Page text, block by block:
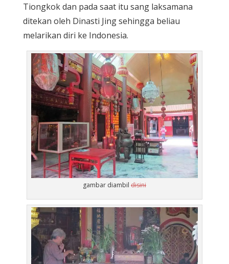
Tiongkok dan pada saat itu sang laksamana
ditekan oleh Dinasti Jing sehingga beliau
melarikan diri ke Indonesia.
gambar diambil disini